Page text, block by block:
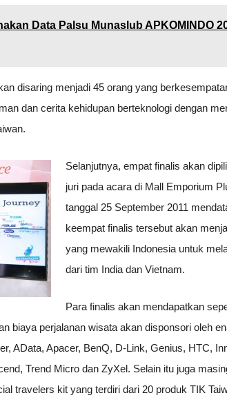
Data Palsu Munaslub APKOMINDO
disaring menjadi 45 orang yang
dan cerita kehidupan berteknologi dengan
Selanjutnya, empat finalis akan
juri pada acara di Mall Emporium
tanggal 25 September 2011
keempat finalis tersebut akan
yang mewakili Indonesia untuk
dari tim India dan Vietnam.
Para finalis akan mendapatkan
biaya perjalanan wisata akan disponsori oleh
AData, Apacer, BenQ, D-Link, Genius, HTC,
Trend Micro dan ZyXel. Selain itu juga
travelers kit yang terdiri dari 20 produk TIK